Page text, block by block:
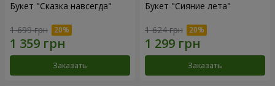
Букет "Сказка навсегда"
1 699 грн
Заказать
Букет "Сияние лета"
1 624 грн
Заказать